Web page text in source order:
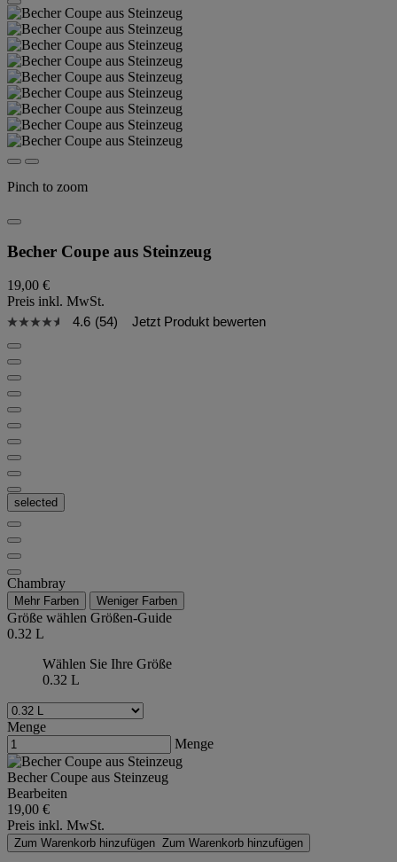
Pinch to zoom
Becher Coupe aus Steinzeug
19,00 €
Preis inkl. MwSt.
4.6 (54) Jetzt Produkt bewerten
selected
Chambray
Mehr Farben Weniger Farben
Größe wählen Größen-Guide
0.32 L
Wählen Sie Ihre Größe
0.32 L
Menge
Menge
Becher Coupe aus Steinzeug
Bearbeiten
19,00 €
Preis inkl. MwSt.
Zum Warenkorb hinzufügen Zum Warenkorb hinzufügen